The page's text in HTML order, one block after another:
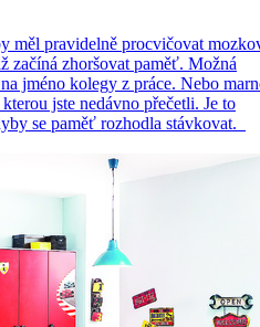
měl pravidelně procvičovat
začíná zhoršovat paměť. Možná
jméno kolegy z práce. Nebo
jste nedávno přečetli. Je to
se paměť rozhodla stávkovat.